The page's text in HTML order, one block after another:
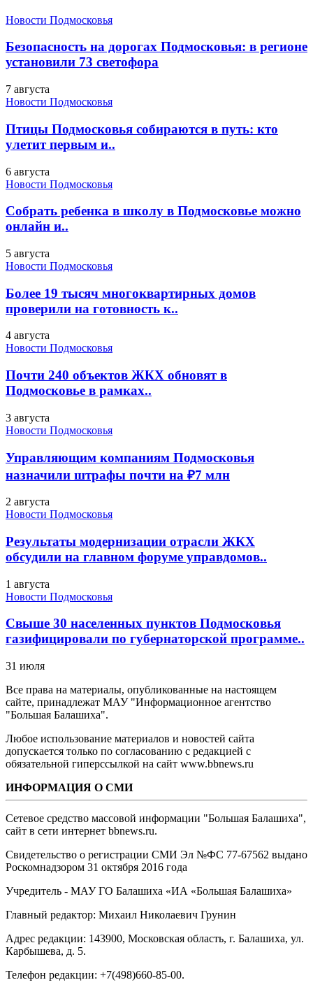
Новости Подмосковья
Безопасность на дорогах Подмосковья: в регионе
установили 73 светофора
7 августа
Новости Подмосковья
Птицы Подмосковья собираются в путь: кто
улетит первым и..
6 августа
Новости Подмосковья
Собрать ребенка в школу в Подмосковье можно
онлайн и..
5 августа
Новости Подмосковья
Более 19 тысяч многоквартирных домов
проверили на готовность к..
4 августа
Новости Подмосковья
Почти 240 объектов ЖКХ обновят в
Подмосковье в рамках..
3 августа
Новости Подмосковья
Управляющим компаниям Подмосковья
назначили штрафы почти на ₽7 млн
2 августа
Новости Подмосковья
Результаты модернизации отрасли ЖКХ
обсудили на главном форуме управдомов..
1 августа
Новости Подмосковья
Свыше 30 населенных пунктов Подмосковья
газифицировали по губернаторской программе..
31 июля
Все права на материалы, опубликованные на настоящем
сайте, принадлежат МАУ "Информационное агентство
"Большая Балашиха".
Любое использование материалов и новостей сайта
допускается только по согласованию с редакцией с
обязательной гиперссылкой на сайт www.bbnews.ru
ИНФОРМАЦИЯ О СМИ
Сетевое средство массовой информации "Большая Балашиха",
сайт в сети интернет bbnews.ru.
Свидетельство о регистрации СМИ Эл №ФС ‎77-67562 выдано
Роскомнадзором 31 октября 2016 года
Учредитель - МАУ ГО Балашиха «ИА «Большая Балашиха»
Главный редактор: Михаил Николаевич Грунин
Адрес редакции: 143900, Московская область, г. Балашиха, ул.
Карбышева, д. 5.
Телефон редакции: +7(498)660-85-00.